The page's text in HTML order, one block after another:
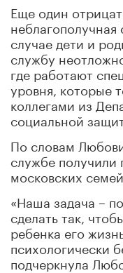
Еще один
случае дети и
службу
где работают
уровня, которые
коллегами из
социальной
По словам
службе
московских семей.
«Наша задача –
сделать так,
ребенка его
психологически
подчеркнула